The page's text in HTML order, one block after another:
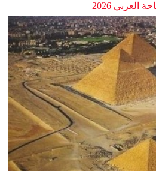
العربي 2026